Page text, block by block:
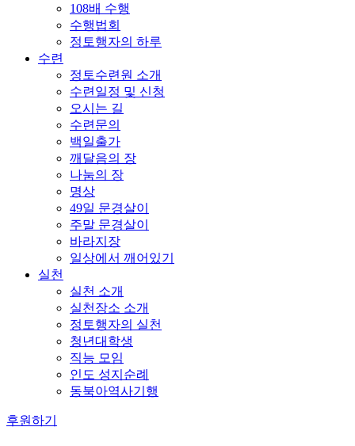
108배 수행
수행법회
정토행자의 하루
수련
정토수련원 소개
수련일정 및 신청
오시는 길
수련문의
백일출가
깨달음의 장
나눔의 장
명상
49일 문경살이
주말 문경살이
바라지장
일상에서 깨어있기
실천
실천 소개
실천장소 소개
정토행자의 실천
청년대학생
직능 모임
인도 성지순례
동북아역사기행
후원하기